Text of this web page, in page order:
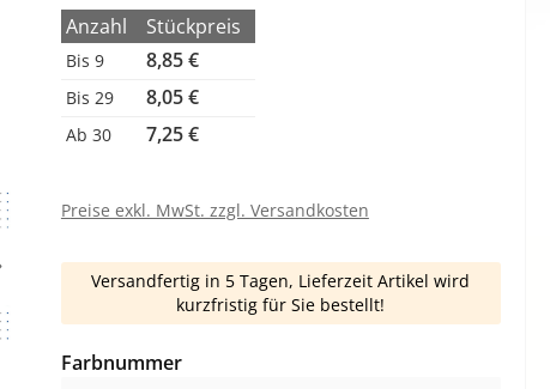
Anzahl Stückpreis
Bis 9 8,85 €
Bis 29 8,05 €
Ab 30 7,25 €
Preise exkl. MwSt. zzgl. Versandkosten
Versandfertig in 5 Tagen, Lieferzeit Artikel wird
kurzfristig für Sie bestellt!
Farbnummerauswählen